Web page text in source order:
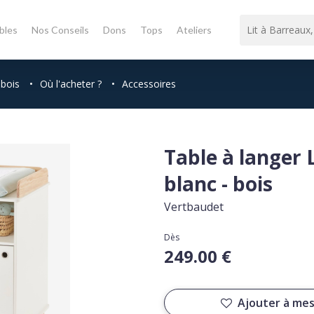
Nos Conseils Dons Tops Ateliers
• Où l'acheter ? • Accessoires
Table à langer
blanc - bois
Vertbaudet
Dès
249.00 €
Ajouter à